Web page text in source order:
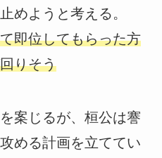
めようと考える。
即位してもらった方
りそう
案じるが、桓公は謇
める計画を立ててい